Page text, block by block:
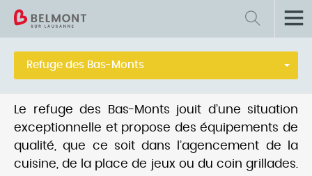
Retour Vie culturelle, sportive et associative
Organiser une manifestation
Sociétés locales
Refuge des Bas-Monts
Le refuge des Bas-Monts jouit d’une situation
exceptionnelle et propose des équipements de
qualité, que ce soit dans l’agencement de la
cuisine, de la place de jeux ou du coin grillades.